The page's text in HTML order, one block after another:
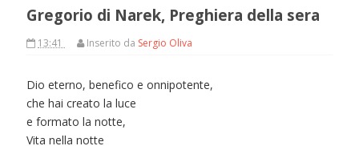
Preghiera della sera
Gregorio di Narek, Preghiera della sera
13:41 Inserito da Sergio Oliva
Dio eterno, benefico e onnipotente,
che hai creato la luce
e formato la notte,
Vita nella notte